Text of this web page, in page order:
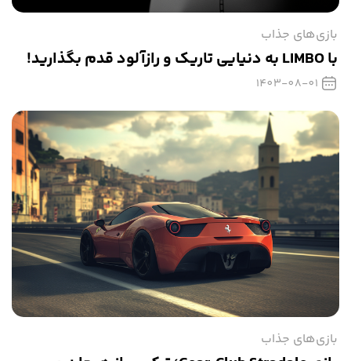
بازی‌های جذاب
با LIMBO به دنیایی تاریک و رازآلود قدم بگذارید!
1403-08-01
بازی‌های جذاب